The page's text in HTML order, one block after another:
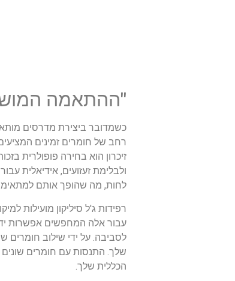
"ההתאמה
כשמדובר ביצירת מדרסים
רחב של חומרים זמינים
זיכרון הוא בחירה פופולרית
ולבלימת זעזועים, אידיאלית
לחות, מה שהופך אותם
רפידות ג'ל סיליקון מועילות
עבור אלה המחפשים אפשרות
שלך. התנסות עם חומרים
הכללית שלך.